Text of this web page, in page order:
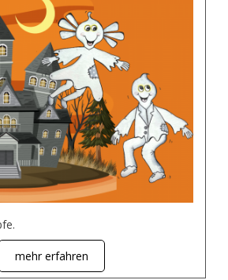
mehr erfahren